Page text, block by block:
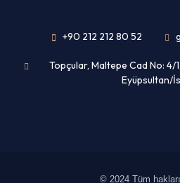
+90 212 212 80 52
Topçular, Maltepe Cad No: 4/
Eyüpsultan/
© 2024 Tüm hakları